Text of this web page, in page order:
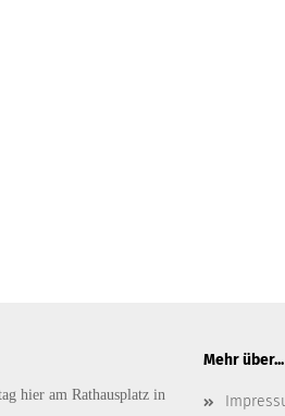
hier am Rathausplatz in
Mehr über...